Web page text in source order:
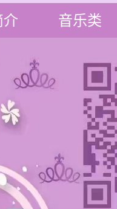
介 音乐类